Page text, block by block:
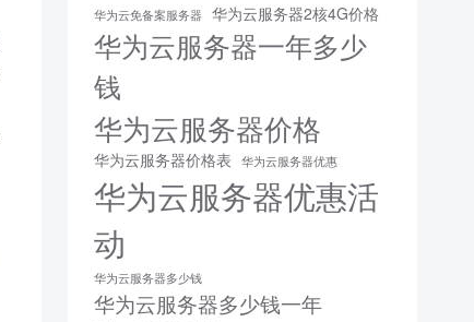
华为云免备案服务器 华为云服务器2核4G价格
华为云服务器一年多少
钱
华为云服务器价格
华为云服务器价格表 华为云服务器优惠
华为云服务器优惠活
动
华为云服务器多少钱
华为云服务器多少钱一年